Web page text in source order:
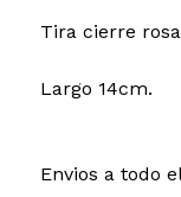
Tira cierre
Largo 14cm.
Envios a todo